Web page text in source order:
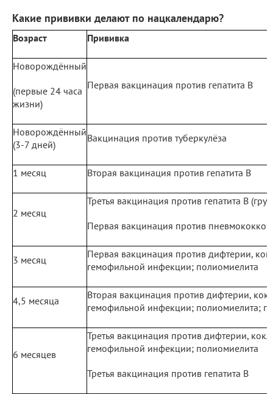
Какие прививки делают по нацкалендарю?
Возраст Прививка
Новорождённый
(первые 24 часа
жизни)
Первая вакцинация против гепатита B
Новорождённый
(3-7 дней)
Вакцинация против туберкулёза
1 месяц Вторая вакцинация против гепатита В
2 месяц
Третья вакцинация против гепатита В
Первая вакцинация против
3 месяц
Первая вакцинация против дифтерии,
гемофильной инфекции; полиомиелита
4,5 месяца
Вторая вакцинация против дифтерии,
гемофильной инфекции; полиомиелита;
6 месяцев
Третья вакцинация против дифтерии,
гемофильной инфекции; полиомиелита
Третья вакцинация против гепатита В